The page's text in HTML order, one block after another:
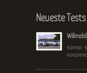
Neueste Tests
Kombi,